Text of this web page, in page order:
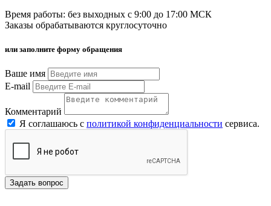
Время работы: без выходных с 9:00 до 17:00 МСК
Заказы обрабатываются круглосуточно
или заполните форму обращения
Ваше имя
E-mail
Комментарий
Я соглашаюсь с политикой конфиденциальности сервиса.
Задать вопрос